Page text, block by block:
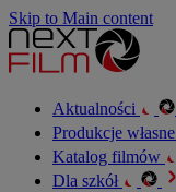
Skip to Main content
Aktualności
Produkcje własne
Katalog filmów
Dla szkół